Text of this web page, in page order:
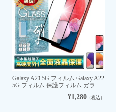
Galaxy A23 5G フィルム Galaxy A22
5G フィルム 保護フィルム ガラ...
¥1,280（税込）